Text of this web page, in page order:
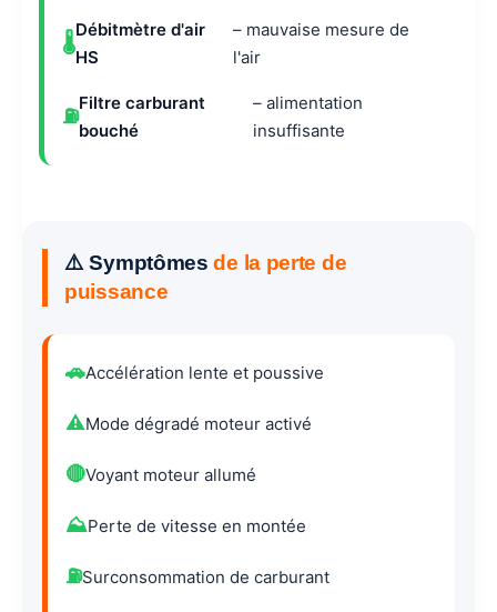
🌡️
Débitmètre d'air
HS
– mauvaise mesure de
l'air
⛽
Filtre carburant
bouché
– alimentation
insuffisante
⚠️ Symptômesde la perte de
puissance
🚗Accélération lente et poussive
⚠️Mode dégradé moteur activé
🔴Voyant moteur allumé
⛰️Perte de vitesse en montée
⛽Surconsommation de carburant